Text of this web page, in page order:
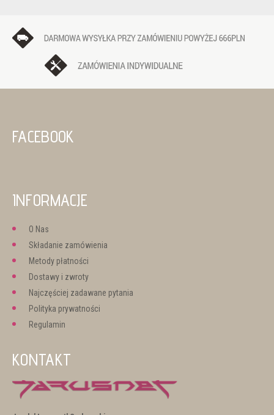
FACEBOOK
INFORMACJE
O Nas
Składanie zamówienia
Metody płatności
Dostawy i zwroty
Najczęściej zadawane pytania
Polityka prywatności
Regulamin
KONTAKT